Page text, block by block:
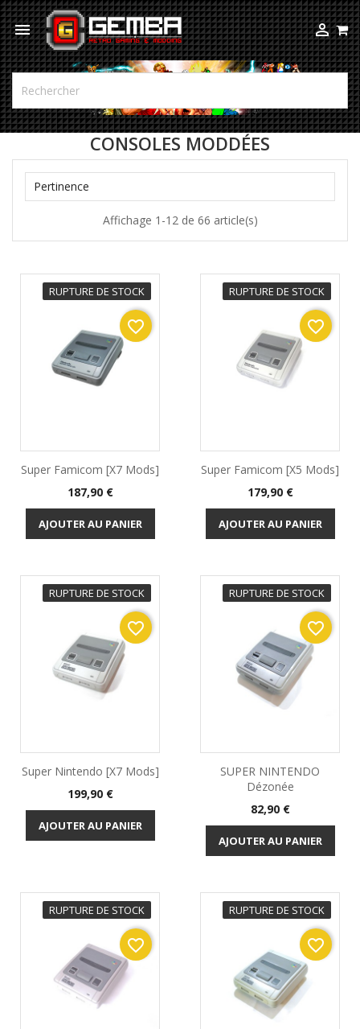
 
CONSOLES MODDÉES
Pertinence
Affichage 1-12 de 66 article(s)
RUPTURE DE STOCK
Super Famicom [x7 Mods]
Prix
187,90 €
AJOUTER AU PANIER
favorite_border
RUPTURE DE STOCK
Super Famicom [x5 Mods]
Prix
179,90 €
AJOUTER AU PANIER
favorite_border
RUPTURE DE STOCK
Super Nintendo [x7 Mods]
Prix
199,90 €
AJOUTER AU PANIER
favorite_border
RUPTURE DE STOCK
SUPER NINTENDO
Dézonée
Prix
82,90 €
AJOUTER AU PANIER
favorite_border
RUPTURE DE STOCK
favorite_border
RUPTURE DE STOCK
favorite_border